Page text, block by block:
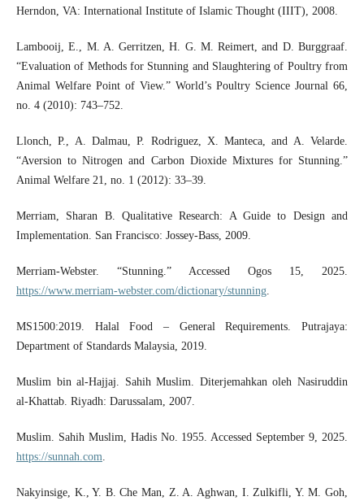
Herndon, VA: International Institute of Islamic Thought (IIIT), 2008.
Lambooij, E., M. A. Gerritzen, H. G. M. Reimert, and D. Burggraaf.
“Evaluation of Methods for Stunning and Slaughtering of Poultry from
Animal Welfare Point of View.” World’s Poultry Science Journal 66,
no. 4 (2010): 743–752.
Llonch, P., A. Dalmau, P. Rodriguez, X. Manteca, and A. Velarde.
“Aversion to Nitrogen and Carbon Dioxide Mixtures for Stunning.”
Animal Welfare 21, no. 1 (2012): 33–39.
Merriam, Sharan B. Qualitative Research: A Guide to Design and
Implementation. San Francisco: Jossey-Bass, 2009.
Merriam-Webster. “Stunning.” Accessed Ogos 15, 2025.
https://www.merriam-webster.com/dictionary/stunning.
MS1500:2019. Halal Food – General Requirements. Putrajaya:
Department of Standards Malaysia, 2019.
Muslim bin al-Hajjaj. Sahih Muslim. Diterjemahkan oleh Nasiruddin
al-Khattab. Riyadh: Darussalam, 2007.
Muslim. Sahih Muslim, Hadis No. 1955. Accessed September 9, 2025.
https://sunnah.com
Nakyinsige, K., Y. B. Che Man, Z. A. Aghwan, I. Zulkifli, Y. M. Goh,